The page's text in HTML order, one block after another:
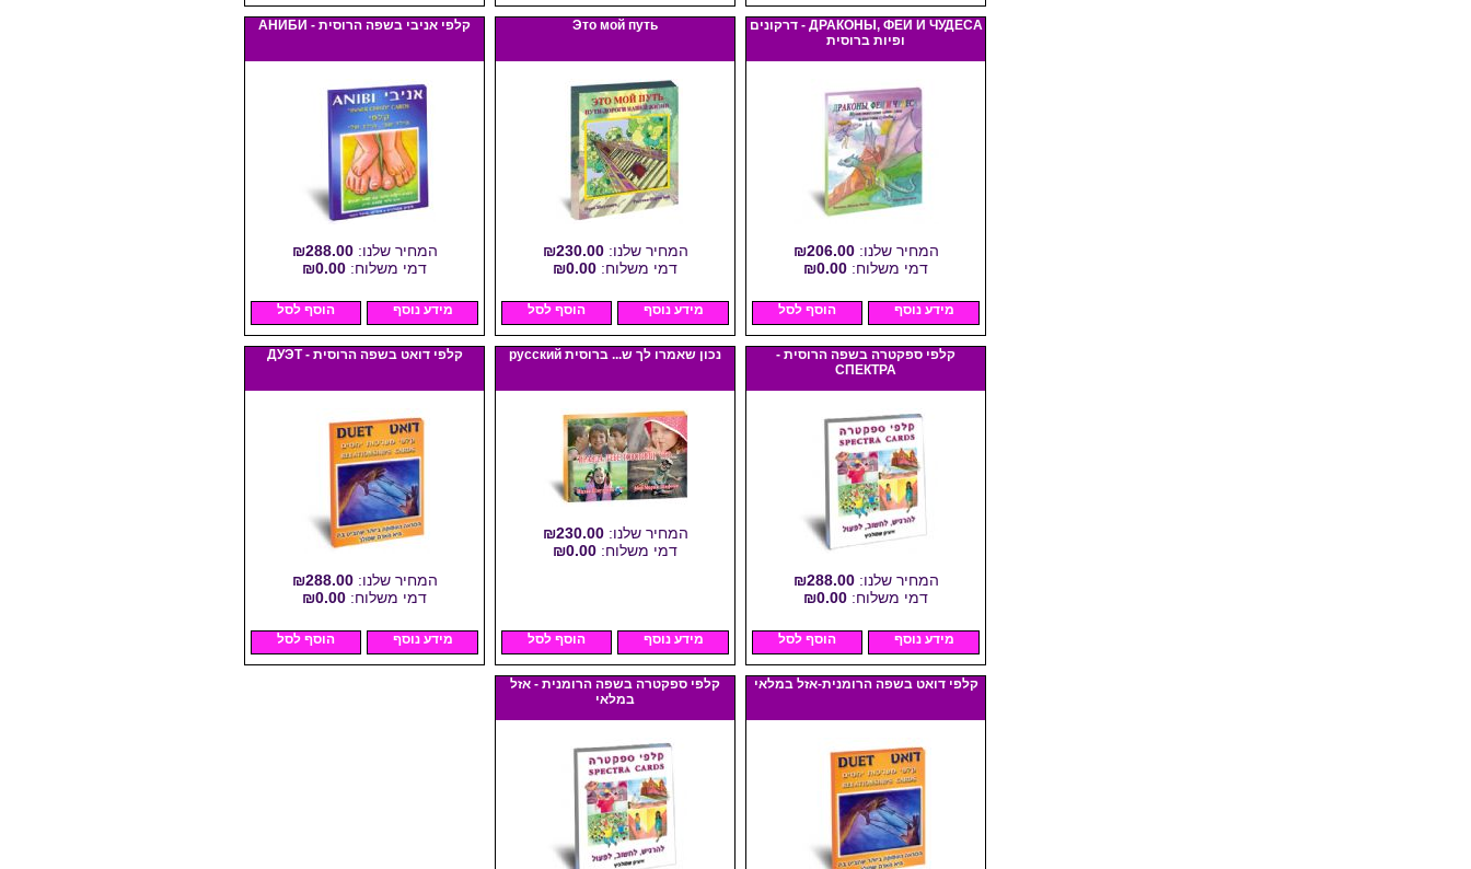
ДРАКОНЫ, ФЕИ И ЧУДЕСА - דרקונים
ופיות ברוסית
המחיר שלנו:₪206.00
דמי משלוח: ₪0.00
מידע נוסף הוסף לסל
Это мой путь
המחיר שלנו:₪230.00
דמי משלוח: ₪0.00
מידע נוסף הוסף לסל
קלפי אניבי בשפה הרוסית - АНИБИ
המחיר שלנו:₪288.00
דמי משלוח: ₪0.00
מידע נוסף הוסף לסל
קלפי ספקטרה בשפה הרוסית -
СПЕКТРА
המחיר שלנו:₪288.00
דמי משלוח: ₪0.00
מידע נוסף הוסף לסל
נכון שאמרו לך ש... ברוסית русский
המחיר שלנו:₪230.00
דמי משלוח: ₪0.00
מידע נוסף הוסף לסל
קלפי דואט בשפה הרוסית - ДУЭТ
המחיר שלנו:₪288.00
דמי משלוח: ₪0.00
מידע נוסף הוסף לסל
קלפי דואט בשפה הרומנית-אזל במלאי
קלפי ספקטרה בשפה הרומנית - אזל
במלאי